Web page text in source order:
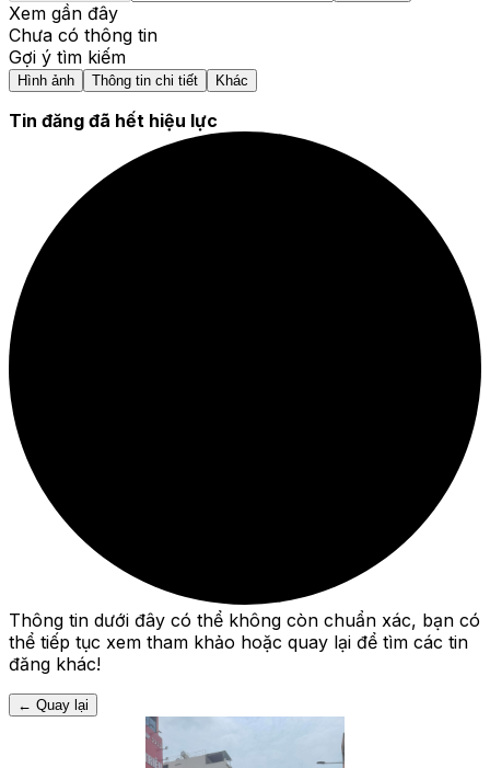
Xem gần đây
Chưa có thông tin
Gợi ý tìm kiếm
Hình ảnh Thông tin chi tiết Khác
Tin đăng đã hết hiệu lực
Thông tin dưới đây có thể không còn chuẩn xác, bạn có
thể tiếp tục xem tham khảo hoặc quay lại để tìm các tin
đăng khác!
← Quay lại